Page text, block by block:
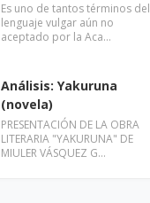
Es uno de tantos términos del
lenguaje vulgar aún no
aceptado por la Aca…
Análisis: Yakuruna
(novela)
PRESENTACIÓN DE LA OBRA
LITERARIA "YAKURUNA" DE
MIULER VÁSQUEZ G…